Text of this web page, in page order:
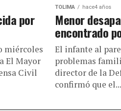
por
miércoles
El Mayor
Civil
TOLIMA hace4 años
Menor
encontrado
El infante al
problemas
director de la
confirmó que el...